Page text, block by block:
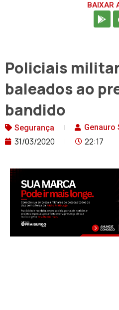
BAIXAR
Policiais
baleados ao
bandido
Segurança Genauro
31/03/2020 22:17